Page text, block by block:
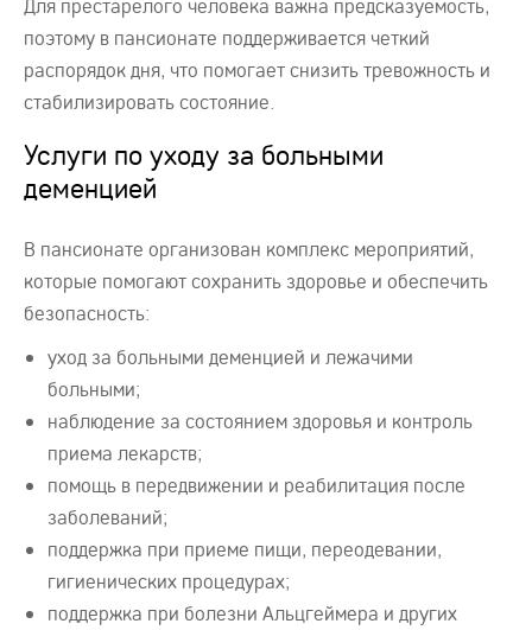
Для престарелого человека важна предсказуемость,
поэтому в пансионате поддерживается четкий
распорядок дня, что помогает снизить тревожность и
стабилизировать состояние.
Услуги по уходу за больными
деменцией
В пансионате организован комплекс мероприятий,
которые помогают сохранить здоровье и обеспечить
безопасность:
уход за больными деменцией и лежачими
больными;
наблюдение за состоянием здоровья и контроль
приема лекарств;
помощь в передвижении и реабилитация после
заболеваний;
поддержка при приеме пищи, переодевании,
гигиенических процедурах;
поддержка при болезни Альцгеймера и других